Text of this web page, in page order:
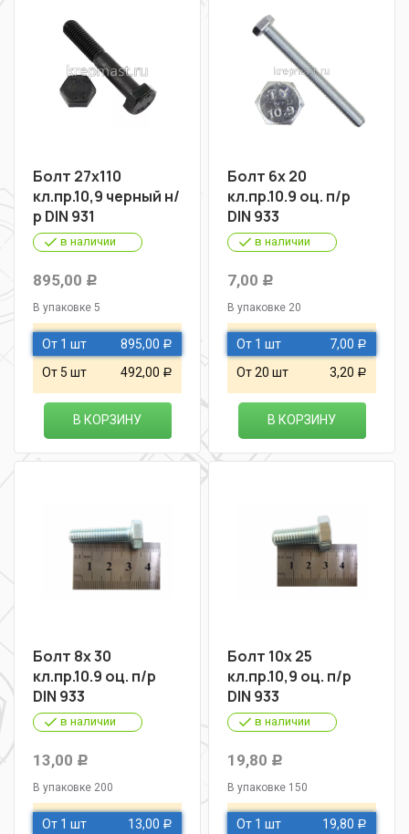
Болт 27х110
кл.пр.10,9 черный н/
р DIN 931
в наличии
895,00 Р
В упаковке 5
От 1 шт 895,00 Р
От 5 шт 492,00 Р
В КОРЗИНУ
Болт 6х 20
кл.пр.10.9 оц. п/р
DIN 933
в наличии
7,00 Р
В упаковке 20
От 1 шт 7,00 Р
От 20 шт 3,20 Р
В КОРЗИНУ
Болт 8х 30
кл.пр.10.9 оц. п/р
DIN 933
в наличии
13,00 Р
В упаковке 200
От 1 шт 13,00 Р
Болт 10х 25
кл.пр.10,9 оц. п/р
DIN 933
в наличии
19,80 Р
В упаковке 150
От 1 шт 19,80 Р